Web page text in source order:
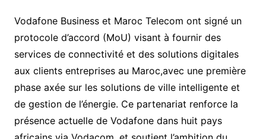
Vodafone Business et Maroc Telecom ont signé un
protocole d’accord (MoU) visant à fournir des
services de connectivité et des solutions digitales
aux clients entreprises au Maroc,avec une première
phase axée sur les solutions de ville intelligente et
de gestion de l’énergie. Ce partenariat renforce la
présence actuelle de Vodafone dans huit pays